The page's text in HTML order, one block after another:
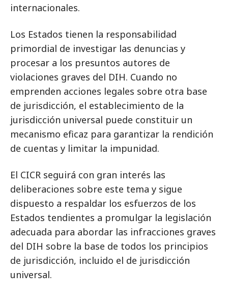
internacionales.
Los Estados tienen la responsabilidad
primordial de investigar las denuncias y
procesar a los presuntos autores de
violaciones graves del DIH. Cuando no
emprenden acciones legales sobre otra base
de jurisdicción, el establecimiento de la
jurisdicción universal puede constituir un
mecanismo eficaz para garantizar la rendición
de cuentas y limitar la impunidad.
El CICR seguirá con gran interés las
deliberaciones sobre este tema y sigue
dispuesto a respaldar los esfuerzos de los
Estados tendientes a promulgar la legislación
adecuada para abordar las infracciones graves
del DIH sobre la base de todos los principios
de jurisdicción, incluido el de jurisdicción
universal.